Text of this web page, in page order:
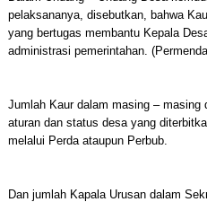
pelaksananya, disebutkan, bahwa
yang bertugas membantu Kepala
administrasi pemerintahan.
Jumlah Kaur dalam masing – masing
aturan dan status desa yang
melalui Perda ataupun Perbub.
Dan jumlah Kapala Urusan dalam